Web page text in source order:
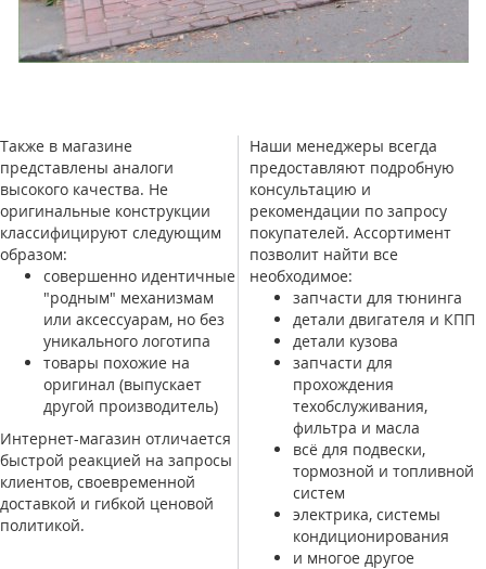
Также в магазине
представлены аналоги
высокого качества. Не
оригинальные конструкции
классифицируют следующим
образом:
совершенно идентичные
"родным" механизмам
или аксессуарам, но без
уникального логотипа
товары похожие на
оригинал (выпускает
другой производитель)
Интернет-магазин отличается
быстрой реакцией на запросы
клиентов, своевременной
доставкой и гибкой ценовой
политикой.
Наши менеджеры всегда
предоставляют подробную
консультацию и
рекомендации по запросу
покупателей. Ассортимент
позволит найти все
необходимое:
запчасти для тюнинга
детали двигателя и КПП
детали кузова
запчасти для
прохождения
техобслуживания,
фильтра и масла
всё для подвески,
тормозной и топливной
систем
электрика, системы
кондиционирования
и многое другое